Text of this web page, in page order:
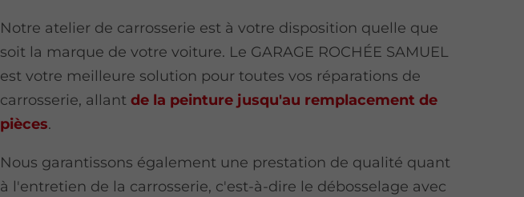
Notre atelier de carrosserie est à votre disposition quelle que
soit la marque de votre voiture. Le GARAGE ROCHÉE SAMUEL
est votre meilleure solution pour toutes vos réparations de
carrosserie, allant de la peinture jusqu'au remplacement de
pièces.
Nous garantissons également une prestation de qualité quant
à l'entretien de la carrosserie, c'est-à-dire le débosselage avec